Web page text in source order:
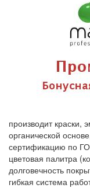
производит краски,
органической
сертификацию по
цветовая палитра
долговечность
гибкая система